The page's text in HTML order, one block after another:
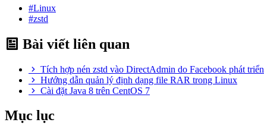
#Linux
#zstd
Bài viết liên quan
Tích hợp nén zstd vào DirectAdmin do Facebook phát triển
Hướng dẫn quản lý định dạng file RAR trong Linux
Cài đặt Java 8 trên CentOS 7
Mục lục